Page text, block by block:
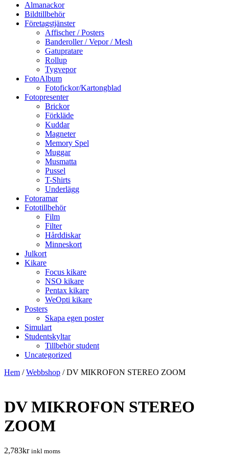
Almanackor
Bildtillbehör
Företagstjänster
Affischer / Posters
Banderoller / Vepor / Mesh
Gatupratare
Rollup
Tygvepor
FotoAlbum
Fotofickor/Kartongblad
Fotopresenter
Brickor
Förkläde
Kuddar
Magneter
Memory Spel
Muggar
Musmatta
Pussel
T-Shirts
Underlägg
Fotoramar
Fototillbehör
Film
Filter
Hårddiskar
Minneskort
Julkort
Kikare
Focus kikare
NSO kikare
Pentax kikare
WeOpti kikare
Posters
Skapa egen poster
Simulart
Studentskyltar
Tillbehör student
Uncategorized
Hem /Webbshop /DV MIKROFON STEREO ZOOM
DV MIKROFON STEREO
ZOOM
2,783kr inkl moms